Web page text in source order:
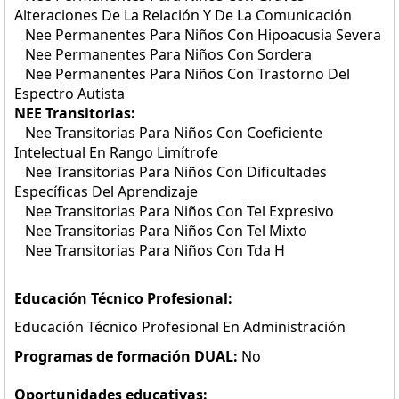
Alteraciones De La Relación Y De La Comunicación
Nee Permanentes Para Niños Con Hipoacusia Severa
Nee Permanentes Para Niños Con Sordera
Nee Permanentes Para Niños Con Trastorno Del
Espectro Autista
NEE Transitorias:
Nee Transitorias Para Niños Con Coeficiente
Intelectual En Rango Limítrofe
Nee Transitorias Para Niños Con Dificultades
Específicas Del Aprendizaje
Nee Transitorias Para Niños Con Tel Expresivo
Nee Transitorias Para Niños Con Tel Mixto
Nee Transitorias Para Niños Con Tda H
Educación Técnico Profesional:
Educación Técnico Profesional En Administración
Programas de formación DUAL: No
Oportunidades educativas: